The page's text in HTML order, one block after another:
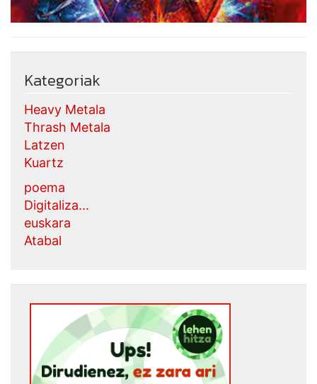
Kategoriak
Heavy Metala
Thrash Metala
Latzen
Kuartz
poema
Digitaliza...
euskara
Atabal